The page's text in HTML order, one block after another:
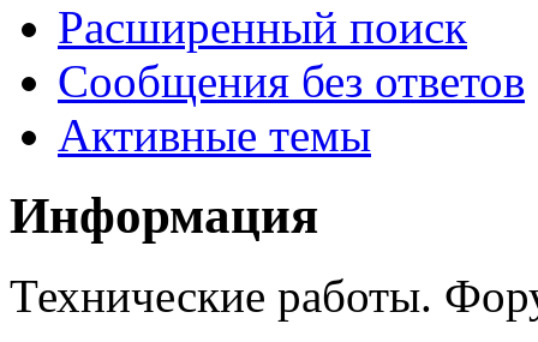
Расширенный поиск
Сообщения без ответов
Активные темы
Информация
Технические работы.